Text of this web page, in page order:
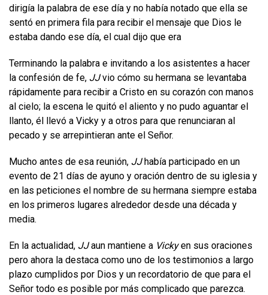
dirigía la palabra de ese día y no había notado que ella se
sentó en primera fila para recibir el mensaje que Dios le
estaba dando ese día, el cual dijo que era
Terminando la palabra e invitando a los asistentes a hacer
la confesión de fe, JJvio cómo su hermana se levantaba
rápidamente para recibir a Cristo en su corazón con manos
al cielo; la escena le quitó el aliento y no pudo aguantar el
llanto, él llevó a Vicky y a otros para que renunciaran al
pecado y se arrepintieran ante el Señor.
Mucho antes de esa reunión, JJhabía participado en un
evento de 21 días de ayuno y oración dentro de su iglesia y
en las peticiones el nombre de su hermana siempre estaba
en los primeros lugares alrededor desde una década y
media.
En la actualidad, JJaun mantiene a Vickyen sus oraciones
pero ahora la destaca como uno de los testimonios a largo
plazo cumplidos por Dios y un recordatorio de que para el
Señor todo es posible por más complicado que parezca.